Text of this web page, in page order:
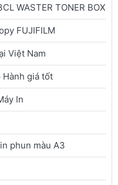
WASTER TONER BOX
FUJIFILM
Việt Nam
Hành giá tốt
In
phun màu A3